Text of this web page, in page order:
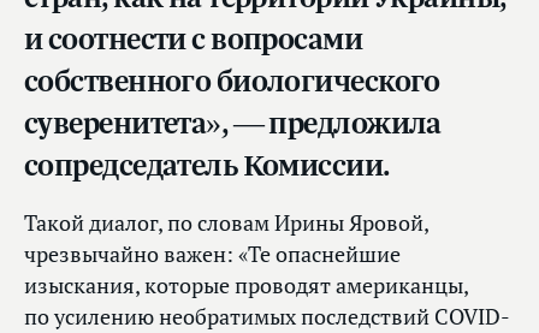
и соотнести с вопросами
собственного биологического
суверенитета», — предложила
сопредседатель Комиссии.
Такой диалог, по словам Ирины Яровой,
чрезвычайно важен: «Те опаснейшие
изыскания, которые проводят американцы,
по усилению необратимых последствий COVID-